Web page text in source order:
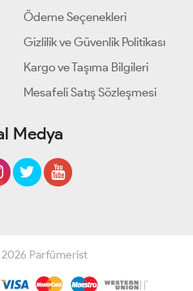
Ödeme Seçenekleri
Gizlilik ve Güvenlik Politikası
Kargo ve Taşıma Bilgileri
Mesafeli Satış Sözleşmesi
Medya
Parfümerist